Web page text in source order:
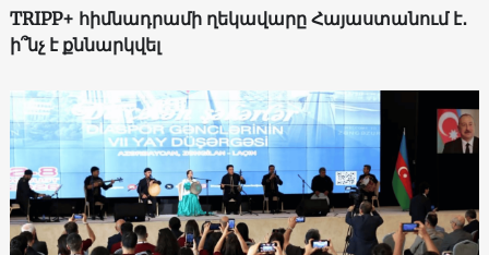
TRIPP+ հիմնադրամի ղեկավարը Հայաստանում է․
ի՞նչ է քննարկվել